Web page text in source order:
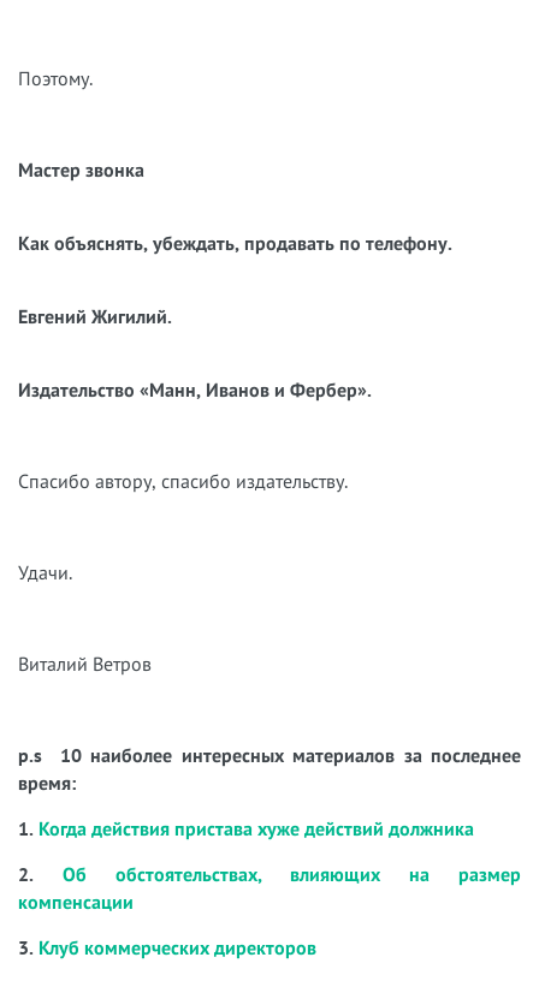
Поэтому.
Мастер звонка
Как объяснять, убеждать, продавать по телефону.
Евгений Жигилий.
Издательство «Манн, Иванов и Фербер».
Спасибо автору, спасибо издательству.
Удачи.
Виталий Ветров
p.s 10 наиболее интересных материалов за последнее
время:
1. Когда действия пристава хуже действий должника
2. Об обстоятельствах, влияющих на размер
компенсации
3. Клуб коммерческих директоров